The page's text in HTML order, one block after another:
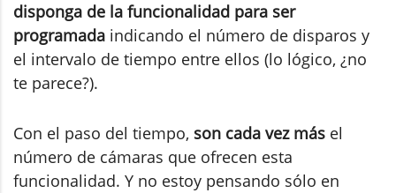
disponga de la funcionalidad para ser
programada indicando el número de disparos y
el intervalo de tiempo entre ellos (lo lógico, ¿no
te parece?).
Con el paso del tiempo, son cada vez más el
número de cámaras que ofrecen esta
funcionalidad. Y no estoy pensando sólo en